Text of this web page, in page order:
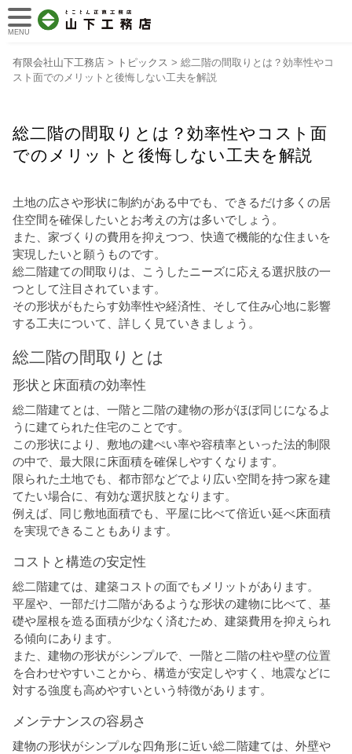
有限会社山下工務店 > トピックス > 総二階の間取りとは？効率性やコ
スト面でのメリットと後悔しない工夫を解説
総二階の間取りとは？効率性やコスト面
でのメリットと後悔しない工夫を解説
土地の広さや形状に制約がある中でも、できるだけ多くの居
住空間を確保したいとお考えの方は多いでしょう。
また、家づくりの費用を抑えつつ、快適で機能的な住まいを
実現したいと願うものです。
総二階建ての間取りは、こうしたニーズに応える選択肢の一
つとして注目されています。
その形状がもたらす効率性や経済性、そして住み心地に影響
する工夫について、詳しく見ていきましょう。
総二階の間取りとは
形状と床面積の効率性
総二階建てとは、一階と二階の建物の形がほぼ同じになるよ
うに建てられた住宅のことです。
この形状により、敷地の建ぺい率や容積率といった法的制限
の中で、最大限に床面積を確保しやすくなります。
限られた土地でも、都市部などでより広い空間を持つ家を建
てたい場合に、有効な選択肢となります。
例えば、同じ敷地面積でも、平屋に比べて倍近い延べ床面積
を実現できることもあります。
コストと構造の安定性
総二階建ては、建築コストの面でもメリットがあります。
平屋や、一部だけ二階があるような形状の建物に比べて、基
礎や屋根を造る面積が少なく済むため、建築費用を抑えられ
る傾向にあります。
また、建物の形状がシンプルで、一階と二階の柱や壁の位置
を合わせやすいことから、構造が安定しやすく、地震などに
対する強度も高めやすいという特徴があります。
メンテナンスの容易さ
建物の形状がシンプルな四角形に近い総二階建ては、外壁や
MENU